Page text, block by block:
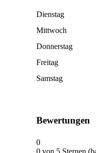
Dienstag
Mittwoch
Donnerstag
Freitag
Samstag
Bewertungen
0